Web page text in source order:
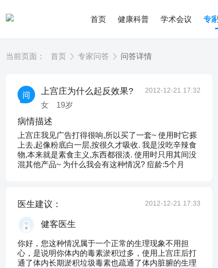
首页 健康科普 学术会议 专
当前页面： 首页 专家问答 问答详情
上宫庄为什么起反效果?
女 19岁
2012-12-21 17:32
病情描述
上宫庄我见广告打得很响,所以买了一套~ 使用时它搽
上去,起像粉底白一层,按很久才吸收. 我是没吃辛辣食
物,本来就是素食主义,东西都很淡. 使用时只用其间没
混其他产品~ 为什么我会有这种情况? 痘龄:5个月
医生建议： 2012-12-21 17:33
健客医生
你好，您这种情况属于一个正常的生理现象不用担
心，是说明你体内的毒素淤积过多，使用上宫庄后打
通了体内长期淤积垃圾毒素也疏通了体内脏腑的生理